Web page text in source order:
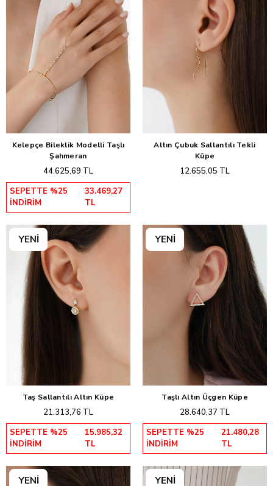
Sepete Ekle
Kelepçe Bileklik Modelli Taşlı
Şahmeran
44.625,69 TL
SEPETTE %25
İNDİRİM
33.469,27
TL
Sepete Ekle
Altın Çubuk Sallantılı Tekli
Küpe
12.655,05 TL
Sepete Ekle
Taş Sallantılı Altın Küpe
21.313,76 TL
SEPETTE %25
İNDİRİM
15.985,32
TL
Sepete Ekle
Taşlı Altın Üçgen Küpe
28.640,37 TL
SEPETTE %25
İNDİRİM
21.480,28
TL